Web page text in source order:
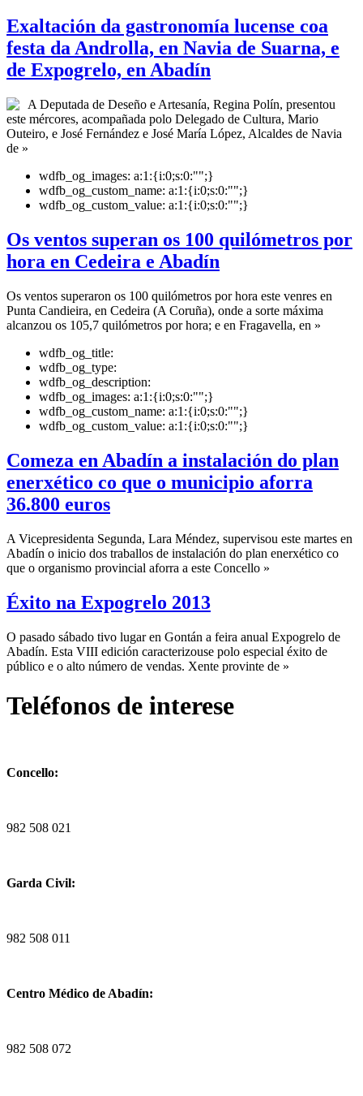
Exaltación da gastronomía lucense coa
festa da Androlla, en Navia de Suarna, e
de Expogrelo, en Abadín
A Deputada de Deseño e Artesanía, Regina Polín, presentou
este mércores, acompañada polo Delegado de Cultura, Mario
Outeiro, e José Fernández e José María López, Alcaldes de Navia
de »
wdfb_og_images: a:1:{i:0;s:0:"";}
wdfb_og_custom_name: a:1:{i:0;s:0:"";}
wdfb_og_custom_value: a:1:{i:0;s:0:"";}
Os ventos superan os 100 quilómetros por
hora en Cedeira e Abadín
Os ventos superaron os 100 quilómetros por hora este venres en
Punta Candieira, en Cedeira (A Coruña), onde a sorte máxima
alcanzou os 105,7 quilómetros por hora; e en Fragavella, en »
wdfb_og_title:
wdfb_og_type:
wdfb_og_description:
wdfb_og_images: a:1:{i:0;s:0:"";}
wdfb_og_custom_name: a:1:{i:0;s:0:"";}
wdfb_og_custom_value: a:1:{i:0;s:0:"";}
Comeza en Abadín a instalación do plan
enerxético co que o municipio aforra
36.800 euros
A Vicepresidenta Segunda, Lara Méndez, supervisou este martes en
Abadín o inicio dos traballos de instalación do plan enerxético co
que o organismo provincial aforra a este Concello »
Éxito na Expogrelo 2013
O pasado sábado tivo lugar en Gontán a feira anual Expogrelo de
Abadín. Esta VIII edición caracterizouse polo especial éxito de
público e o alto número de vendas. Xente provinte de »
Teléfonos de interese
Concello:
982 508 021
Garda Civil:
982 508 011
Centro Médico de Abadín:
982 508 072